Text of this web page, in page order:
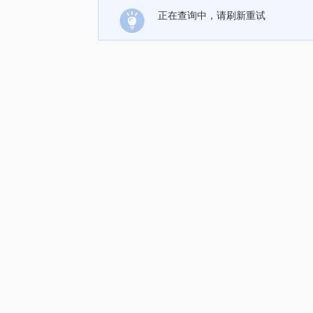
正在查询中，请刷新重试